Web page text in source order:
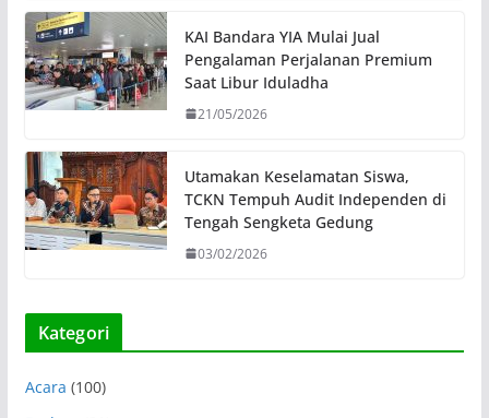
KAI Bandara YIA Mulai Jual
Pengalaman Perjalanan Premium
Saat Libur Iduladha
21/05/2026
Utamakan Keselamatan Siswa,
TCKN Tempuh Audit Independen di
Tengah Sengketa Gedung
03/02/2026
Kategori
Acara (100)